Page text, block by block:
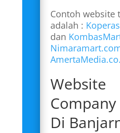
Contoh website
adalah :
dan
Website
Di